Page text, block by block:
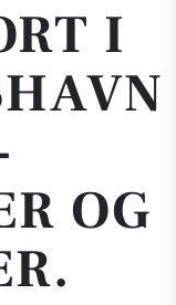
I
OG